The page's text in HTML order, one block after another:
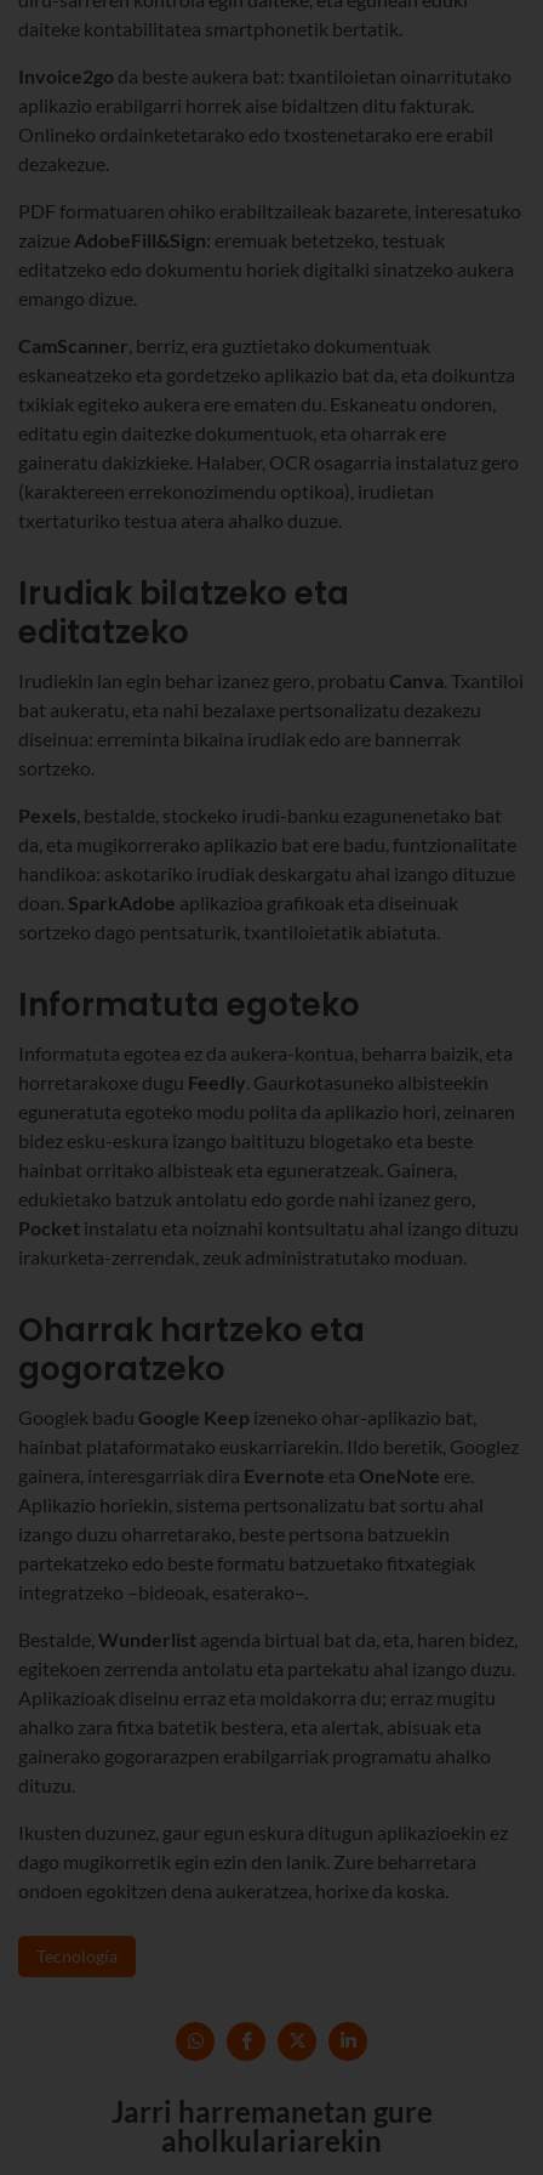
daiteke kontabilitatea smartphonetik bertatik.
Invoice2go da beste aukera bat: txantiloietan oinarritutako
aplikazio erabilgarri horrek aise bidaltzen ditu fakturak.
Onlineko ordainketetarako edo txostenetarako ere erabil
dezakezue.
PDF formatuaren ohiko erabiltzaileak bazarete, interesatuko
zaizue AdobeFill&Sign: eremuak betetzeko, testuak
editatzeko edo dokumentu horiek digitalki sinatzeko aukera
emango dizue.
CamScanner, berriz, era guztietako dokumentuak
eskaneatzeko eta gordetzeko aplikazio bat da, eta doikuntza
txikiak egiteko aukera ere ematen du. Eskaneatu ondoren,
editatu egin daitezke dokumentuok, eta oharrak ere
gaineratu dakizkieke. Halaber, OCR osagarria instalatuz gero
(karaktereen errekonozimendu optikoa), irudietan
txertaturiko testua atera ahalko duzue.
Irudiak bilatzeko eta
editatzeko
Irudiekin lan egin behar izanez gero, probatu Canva. Txantiloi
bat aukeratu, eta nahi bezalaxe pertsonalizatu dezakezu
diseinua: erreminta bikaina irudiak edo are bannerrak
sortzeko.
Pexels, bestalde, stockeko irudi-banku ezagunenetako bat
da, eta mugikorrerako aplikazio bat ere badu, funtzionalitate
handikoa: askotariko irudiak deskargatu ahal izango dituzue
doan. SparkAdobe aplikazioa grafikoak eta diseinuak
sortzeko dago pentsaturik, txantiloietatik abiatuta.
Informatuta egoteko
Informatuta egotea ez da aukera-kontua, beharra baizik, eta
horretarakoxe dugu Feedly. Gaurkotasuneko albisteekin
eguneratuta egoteko modu polita da aplikazio hori, zeinaren
bidez esku-eskura izango baitituzu blogetako eta beste
hainbat orritako albisteak eta eguneratzeak. Gainera,
edukietako batzuk antolatu edo gorde nahi izanez gero,
Pocket instalatu eta noiznahi kontsultatu ahal izango dituzu
irakurketa-zerrendak, zeuk administratutako moduan.
Oharrak hartzeko eta
gogoratzeko
Googlek badu Google Keep izeneko ohar-aplikazio bat,
hainbat plataformatako euskarriarekin. Ildo beretik, Googlez
gainera, interesgarriak dira Evernote eta OneNote ere.
Aplikazio horiekin, sistema pertsonalizatu bat sortu ahal
izango duzu oharretarako, beste pertsona batzuekin
partekatzeko edo beste formatu batzuetako fitxategiak
integratzeko –bideoak, esaterako–.
Bestalde, Wunderlist agenda birtual bat da, eta, haren bidez,
egitekoen zerrenda antolatu eta partekatu ahal izango duzu.
Aplikazioak diseinu erraz eta moldakorra du; erraz mugitu
ahalko zara fitxa batetik bestera, eta alertak, abisuak eta
gainerako gogorarazpen erabilgarriak programatu ahalko
dituzu.
Ikusten duzunez, gaur egun eskura ditugun aplikazioekin ez
dago mugikorretik egin ezin den lanik. Zure beharretara
ondoen egokitzen dena aukeratzea, horixe da koska.
Tecnología
Jarri harremanetan gure
aholkulariarekin